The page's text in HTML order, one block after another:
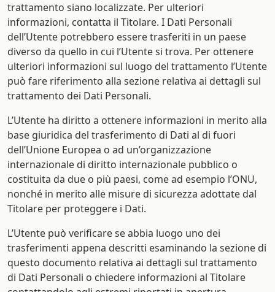
trattamento siano localizzate. Per ulteriori
informazioni, contatta il Titolare. I Dati Personali
dell’Utente potrebbero essere trasferiti in un paese
diverso da quello in cui l’Utente si trova. Per ottenere
ulteriori informazioni sul luogo del trattamento l’Utente
può fare riferimento alla sezione relativa ai dettagli sul
trattamento dei Dati Personali.
L’Utente ha diritto a ottenere informazioni in merito alla
base giuridica del trasferimento di Dati al di fuori
dell’Unione Europea o ad un’organizzazione
internazionale di diritto internazionale pubblico o
costituita da due o più paesi, come ad esempio l’ONU,
nonché in merito alle misure di sicurezza adottate dal
Titolare per proteggere i Dati.
L’Utente può verificare se abbia luogo uno dei
trasferimenti appena descritti esaminando la sezione di
questo documento relativa ai dettagli sul trattamento
di Dati Personali o chiedere informazioni al Titolare